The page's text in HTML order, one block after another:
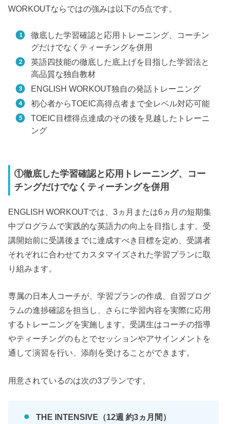
WORKOUTならではの強みは以下の5点です。
徹底した学習確認と応用トレーニング、コーチン
グだけでなくティーチングを併用
英語四技能の徹底した底上げを目指した学習法と
高品質な独自教材
ENGLISH WORKOUT独自の発話トレーニング
初心者からTOEIC高得点者まで全レベル対応可能
TOEIC目標得点達成のその後を見越したトレーニ
ング
①徹底した学習確認と応用トレーニング、コー
チングだけでなくティーチングを併用
ENGLISH WORKOUTでは、3ヵ月または6ヵ月の短期集
中プログラムで実践的な英語力の向上を目指します。受
講開始前に受講後までに達成すべき目標を定め、受講者
それぞれに合わせてカスタマイズされた学習プランに取
り組みます。
専属の日本人コーチが、学習プランの作成、自習プログ
ラムの進捗確認を担当し、さらに学習内容を実際に応用
するトレーニングを実施します。受講生はコーチの指導
やティーチングのもとでセッションやアサインメントを
通して演習を行い、添削を受けることができます。
用意されているのは次の3プランです。
THE INTENSIVE（12週 約3ヵ月間）